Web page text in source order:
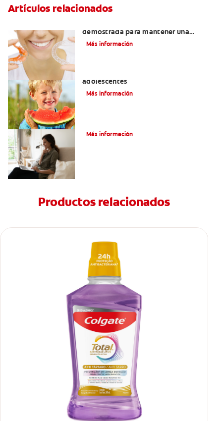
Artículos relacionados
demostrada para mantener una
sonrisa derecha
Más información
adolescentes
Más información
Más información
Productos relacionados